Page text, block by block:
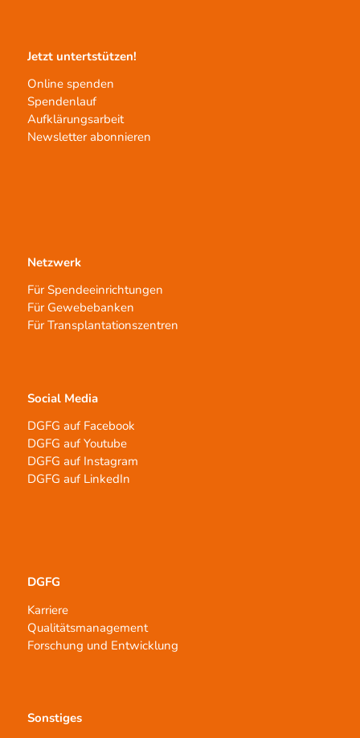
Jetzt untertstützen!
Online spenden
Spendenlauf
Aufklärungsarbeit
Newsletter abonnieren
Netzwerk
Für Spendeeinrichtungen
Für Gewebebanken
Für Transplantationszentren
Social Media
DGFG auf Facebook
DGFG auf Youtube
DGFG auf Instagram
DGFG auf LinkedIn
DGFG
Karriere
Qualitätsmanagement
Forschung und Entwicklung
Sonstiges